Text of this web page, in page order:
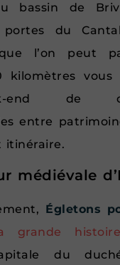
bassin de
du
l’on peut
kilomètres vous
end de
entre
itinéraire.
médiévale
Égletons
grande
du